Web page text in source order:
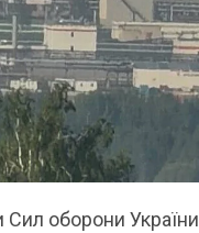
Сил оборони України